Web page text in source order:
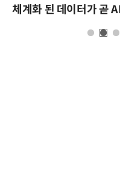
체계화 된 데이터가 곧